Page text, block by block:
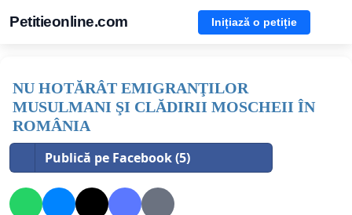
Petitieonline.com Inițiază o petiție
NU HOTĂRÂT EMIGRANŢILOR
MUSULMANI ŞI CLĂDIRII MOSCHEII ÎN
ROMÂNIA
Publică pe Facebook (5)